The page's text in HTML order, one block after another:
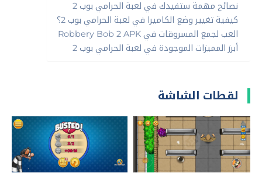
نصائح مهمة ستفيدك في لعبة الحرامي بوب 2
كيفية تغيير وضع الكاميرا في لعبة الحرامي بوب 2؟
العب لجمع المسروقات في Robbery Bob 2 APK
أبرز المميزات الموجودة في لعبة الحرامي بوب 2
لقطات الشاشة